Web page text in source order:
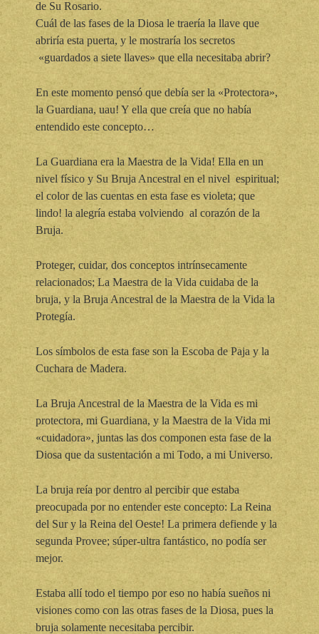
de Su Rosario.
Cuál de las fases de la Diosa le traería la llave que
abriría esta puerta, y le mostraría los secretos
«guardados a siete llaves» que ella necesitaba abrir?
En este momento pensó que debía ser la «Protectora»,
la Guardiana, uau! Y ella que creía que no había
entendido este concepto…
La Guardiana era la Maestra de la Vida! Ella en un
nivel físico y Su Bruja Ancestral en el nivel espiritual;
el color de las cuentas en esta fase es violeta; que
lindo! la alegría estaba volviendo al corazón de la
Bruja.
Proteger, cuidar, dos conceptos intrínsecamente
relacionados; La Maestra de la Vida cuidaba de la
bruja, y la Bruja Ancestral de la Maestra de la Vida la
Protegía.
Los símbolos de esta fase son la Escoba de Paja y la
Cuchara de Madera.
La Bruja Ancestral de la Maestra de la Vida es mi
protectora, mi Guardiana, y la Maestra de la Vida mi
«cuidadora», juntas las dos componen esta fase de la
Diosa que da sustentación a mi Todo, a mi Universo.
La bruja reía por dentro al percibir que estaba
preocupada por no entender este concepto: La Reina
del Sur y la Reina del Oeste! La primera defiende y la
segunda Provee; súper-ultra fantástico, no podía ser
mejor.
Estaba allí todo el tiempo por eso no había sueños ni
visiones como con las otras fases de la Diosa, pues la
bruja solamente necesitaba percibir.